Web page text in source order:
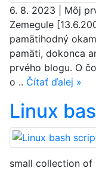
6. 8. 2023 | Môj
Zemegule
pamätihodný
pamäti, dokonca
prvého blogu. O
o .. Čítať ďalej »
Linux
small collection of